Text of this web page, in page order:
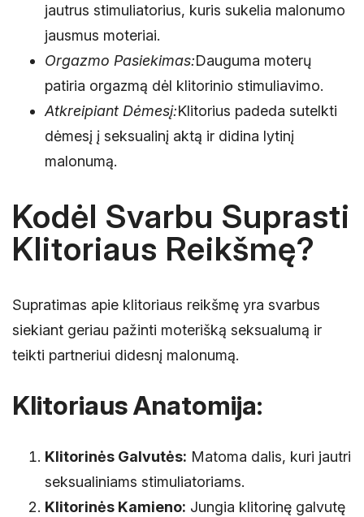
jautrus stimuliatorius, kuris sukelia malonumo
jausmus moteriai.
Orgazmo Pasiekimas:Dauguma moterų
patiria orgazmą dėl klitorinio stimuliavimo.
Atkreipiant Dėmesį:Klitorius padeda sutelkti
dėmesį į seksualinį aktą ir didina lytinį
malonumą.
Kodėl Svarbu Suprasti
Klitoriaus Reikšmę?
Supratimas apie klitoriaus reikšmę yra svarbus
siekiant geriau pažinti moterišką seksualumą ir
teikti partneriui didesnį malonumą.
Klitoriaus Anatomija:
Klitorinės Galvutės: Matoma dalis, kuri jautri
seksualiniams stimuliatoriams.
Klitorinės Kamieno: Jungia klitorinę galvutę